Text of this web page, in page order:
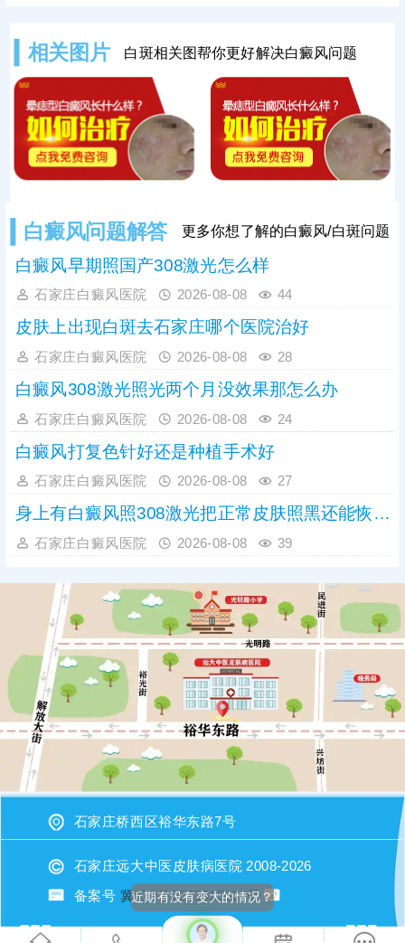
体质等情况，严格遵从医嘱，避免不
当用药引发皮肤萎缩、色素异常等副
作用。临床治疗中，初期白癜风采用
卤米松乳膏外用，搭配308准分子激
光照射联合治疗，可内外协同作用，
加速黑色素
相关图片 白斑相关图帮你更好解决白癜风问题
白癜风问题解答 更多你想了解的白癜风/白斑问题
白癜风早期照国产308激光怎么样
石家庄白癜风医院 2026-08-08 44
皮肤上出现白斑去石家庄哪个医院治好
石家庄白癜风医院 2026-08-08 28
白癜风308激光照光两个月没效果那怎么办
石家庄白癜风医院 2026-08-08 24
白癜风打复色针好还是种植手术好
石家庄白癜风医院 2026-08-08 27
身上有白癜风照308激光把正常皮肤照黑还能恢复吗
石家庄白癜风医院 2026-08-08 39
石家庄桥西区裕华东路7号
石家庄远大中医皮肤病医院 2008-2026
备案号 冀ICP备2023015620号
近期有没有变大的情况？